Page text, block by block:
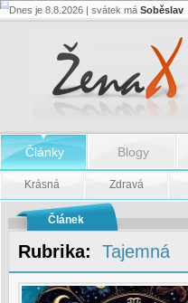
Pondělí
Dnes je 8.8.2026 | svátek má Soběslav
Články Blogy
Krásná Zdravá
Článek
Rubrika: Tajemná